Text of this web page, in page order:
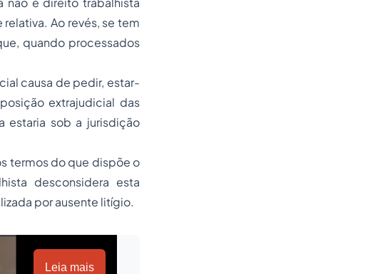
Ao revés, se tem
quando processados
causa de pedir, estar-
extrajudicial das
estaria sob a jurisdição
termos do que dispõe o
desconsidera esta
por ausente litígio.
Leia mais